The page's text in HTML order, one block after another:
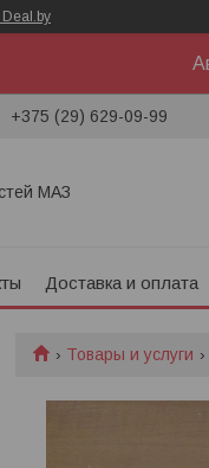
+375 (29) 629-09-99
МАЗ
Доставка и оплата
Товары и услуги